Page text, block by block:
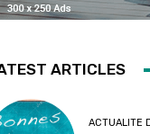
ARTICLES
ACTUALITE